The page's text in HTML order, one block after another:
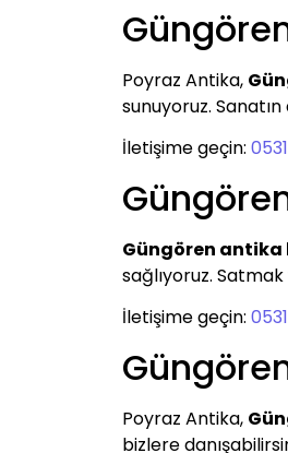
Poyraz Antika,
sunuyoruz.
İletişime geçin:
Güngören antika
sağlıyoruz.
İletişime geçin:
Poyraz Antika,
bizlere